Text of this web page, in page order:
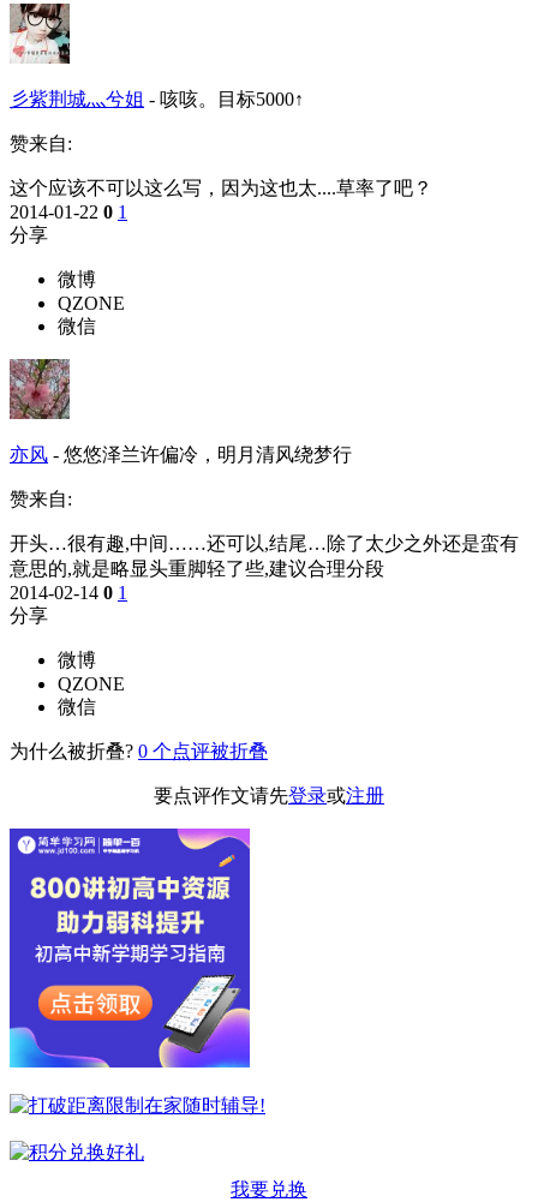
彡紫荆城灬兮姐 - 咳咳。目标5000↑
赞来自:
这个应该不可以这么写，因为这也太....草率了吧？
2014-01-22 0 1
分享
微博
QZONE
微信
亦风 - 悠悠泽兰许偏冷，明月清风绕梦行
赞来自:
开头…很有趣,中间……还可以,结尾…除了太少之外还是蛮有
意思的,就是略显头重脚轻了些,建议合理分段
2014-02-14 0 1
分享
微博
QZONE
微信
为什么被折叠? 0 个点评被折叠
要点评作文请先登录或注册
我要兑换